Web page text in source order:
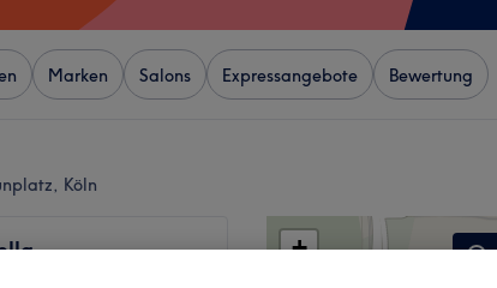
Marken Salons Expressangebote Bewertung
Köln
+